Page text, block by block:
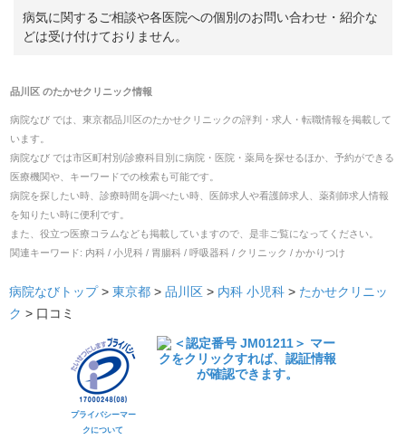
病気に関するご相談や各医院への個別のお問い合わせ・紹介な
どは受け付けておりません。
品川区のたかせクリニック情報
病院なび では、 東京都品川区のたかせクリニックの評判・求人・転職情報を掲載して
います。
病院なび では市区町村別/診療科目別に病院・医院・薬局を探せるほか、予約ができる
医療機関や、キーワードでの検索も可能です。
病院を探したい時、診療時間を調べたい時、医師求人や看護師求人、薬剤師求人情報
を知りたい時に便利です。
また、役立つ医療コラムなども掲載していますので、是非ご覧になってください。
関連キーワード: 内科 / 小児科 / 胃腸科 / 呼吸器科 / クリニック / かかりつけ
病院なびトップ > 東京都 > 品川区 > 内科 小児科 > たかせクリニッ
ク > 口コミ
プライバシーマー
クについて